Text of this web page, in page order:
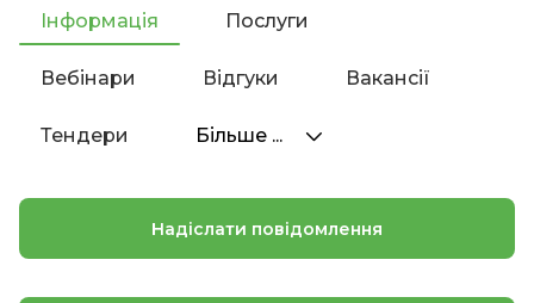
Інформація Послуги
Вебінари Відгуки Вакансії
Тендери Більше ...
Надіслати повідомлення